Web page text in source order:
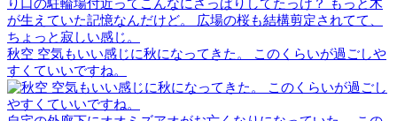
秋空 空気もいい感じに秋になってきた。 このくらいが過ごしや
すくていいですね。